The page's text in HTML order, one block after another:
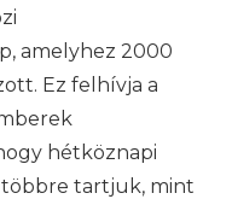
amelyhez 2000
Ez felhívja a
hétköznapi
tartjuk, mint